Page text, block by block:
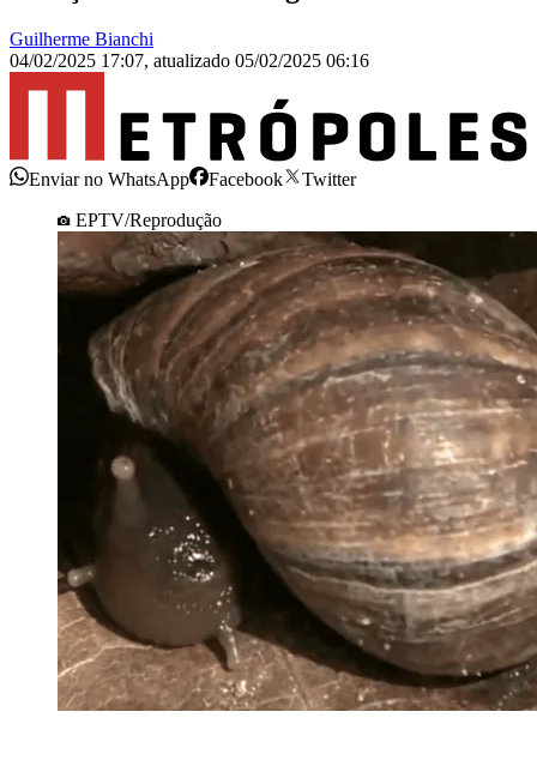
Guilherme Bianchi
04/02/2025 17:07, atualizado 05/02/2025 06:16
Enviar no WhatsApp Facebook
Twitter
EPTV/Reprodução